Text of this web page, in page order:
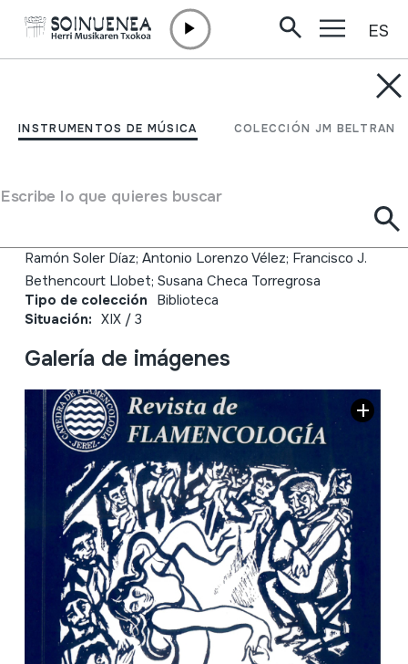
INSTRUMENTOS DE MÚSICA COLECCIÓN JM BELTRAN
Escribe lo que quieres buscar
ES
Revista de
32, 2023
Ramón Soler Díaz; Antonio Lorenzo Vélez; Francisco J.
Bethencourt Llobet; Susana Checa Torregrosa
Tipo de colección Biblioteca
Situación: XIX / 3
Galería de imágenes